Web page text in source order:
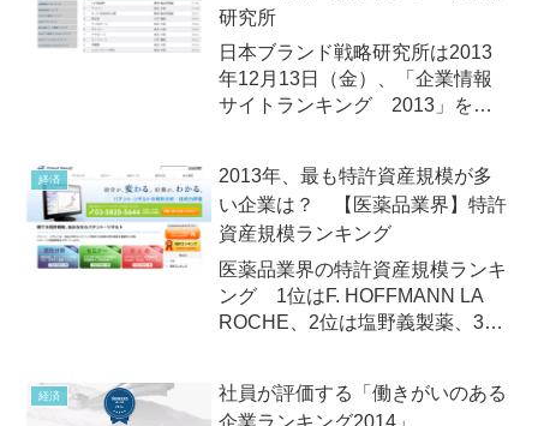
研究所
日本ブランド戦略研究所は2013
年12月13日（金）、「企業情報
サイトランキング 2013」を発
経済
2013年、最も特許資産規模が多
い企業は？ 【医薬品業界】特許
資産規模ランキング
医薬品業界の特許資産規模ランキ
ング 1位はF. HOFFMANN LA
ROCHE、2位は塩野義製薬、3位
2013年10月18日（金）、独自に
経済
社員が評価する「働きがいのある
企業ランキング2014」